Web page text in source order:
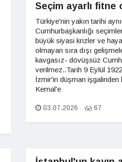
Seçim ayarlı fitne
Türkiye'nin yakın tarihi
Cumhurbaşkanlığı
büyük siyasi krizler ve
olmayan sıra dışı
kavgasız- dövüşsüz
verilmez..Tarih 9 Eylül
İzmir'in düşman
Kemal'e
03.07.2026 67